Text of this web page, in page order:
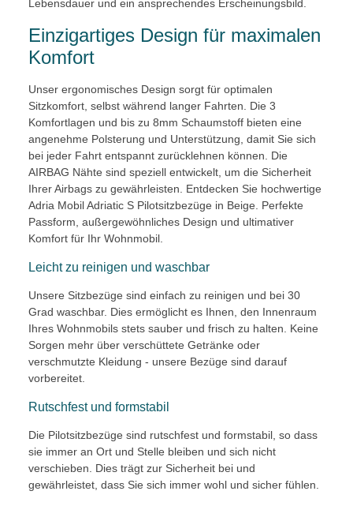
Lebensdauer und ein ansprechendes Erscheinungsbild.
Einzigartiges Design für maximalen
Komfort
Unser ergonomisches Design sorgt für optimalen
Sitzkomfort, selbst während langer Fahrten. Die 3
Komfortlagen und bis zu 8mm Schaumstoff bieten eine
angenehme Polsterung und Unterstützung, damit Sie sich
bei jeder Fahrt entspannt zurücklehnen können. Die
AIRBAG Nähte sind speziell entwickelt, um die Sicherheit
Ihrer Airbags zu gewährleisten. Entdecken Sie hochwertige
Adria Mobil Adriatic S Pilotsitzbezüge in Beige. Perfekte
Passform, außergewöhnliches Design und ultimativer
Komfort für Ihr Wohnmobil.
Leicht zu reinigen und waschbar
Unsere Sitzbezüge sind einfach zu reinigen und bei 30
Grad waschbar. Dies ermöglicht es Ihnen, den Innenraum
Ihres Wohnmobils stets sauber und frisch zu halten. Keine
Sorgen mehr über verschüttete Getränke oder
verschmutzte Kleidung - unsere Bezüge sind darauf
vorbereitet.
Rutschfest und formstabil
Die Pilotsitzbezüge sind rutschfest und formstabil, so dass
sie immer an Ort und Stelle bleiben und sich nicht
verschieben. Dies trägt zur Sicherheit bei und
gewährleistet, dass Sie sich immer wohl und sicher fühlen.